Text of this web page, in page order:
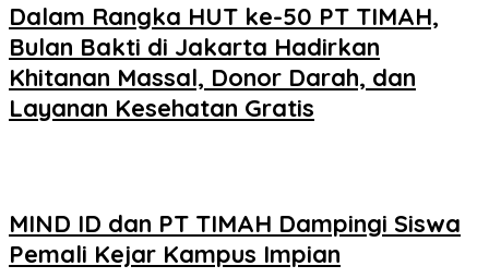
Dalam Rangka HUT ke-50 PT TIMAH,
Bulan Bakti di Jakarta Hadirkan
Khitanan Massal, Donor Darah, dan
Layanan Kesehatan Gratis
MIND ID dan PT TIMAH Dampingi Siswa
Pemali Kejar Kampus Impian